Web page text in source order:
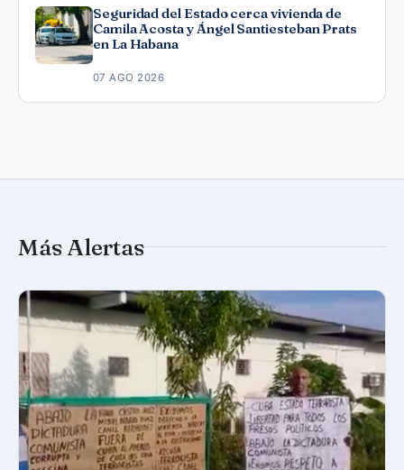
Seguridad del Estado cerca vivienda de
Camila Acosta y Ángel Santiesteban Prats
en La Habana
07 AGO 2026
Más Alertas